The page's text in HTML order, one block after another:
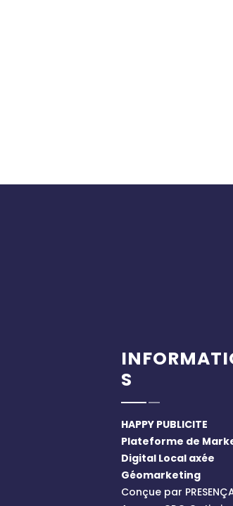
S
HAPPY PUBLICITE
Plateforme de
Digital Local axée
Géomarketing
Conçue par